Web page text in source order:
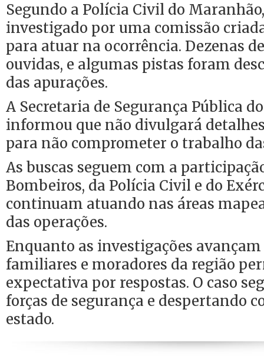
Segundo a Polícia Civil do
investigado por uma comissão
para atuar na ocorrência. Dezenas
ouvidas, e algumas pistas foram
das apurações.
A Secretaria de Segurança Pública
informou que não divulgará
para não comprometer o trabalho
As buscas seguem com a
Bombeiros, da Polícia Civil e do
continuam atuando nas áreas
das operações.
Enquanto as investigações
familiares e moradores da região
expectativa por respostas. O caso
forças de segurança e despertando
estado.